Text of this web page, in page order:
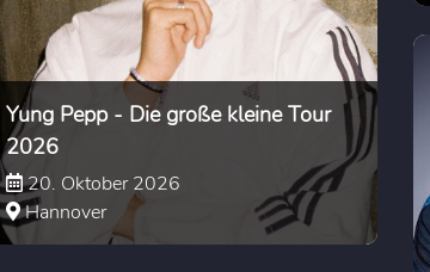
Yung Pepp - Die große kleine Tour
2026
20. Oktober 2026
Hannover